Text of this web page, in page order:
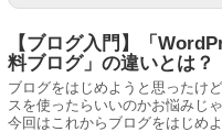
【ブログ入門】「
料ブログ」の違いとは？
ブログをはじめようと思ったけ
スを使ったらいいのかお悩みじ
今回はこれからブログをはじめよ